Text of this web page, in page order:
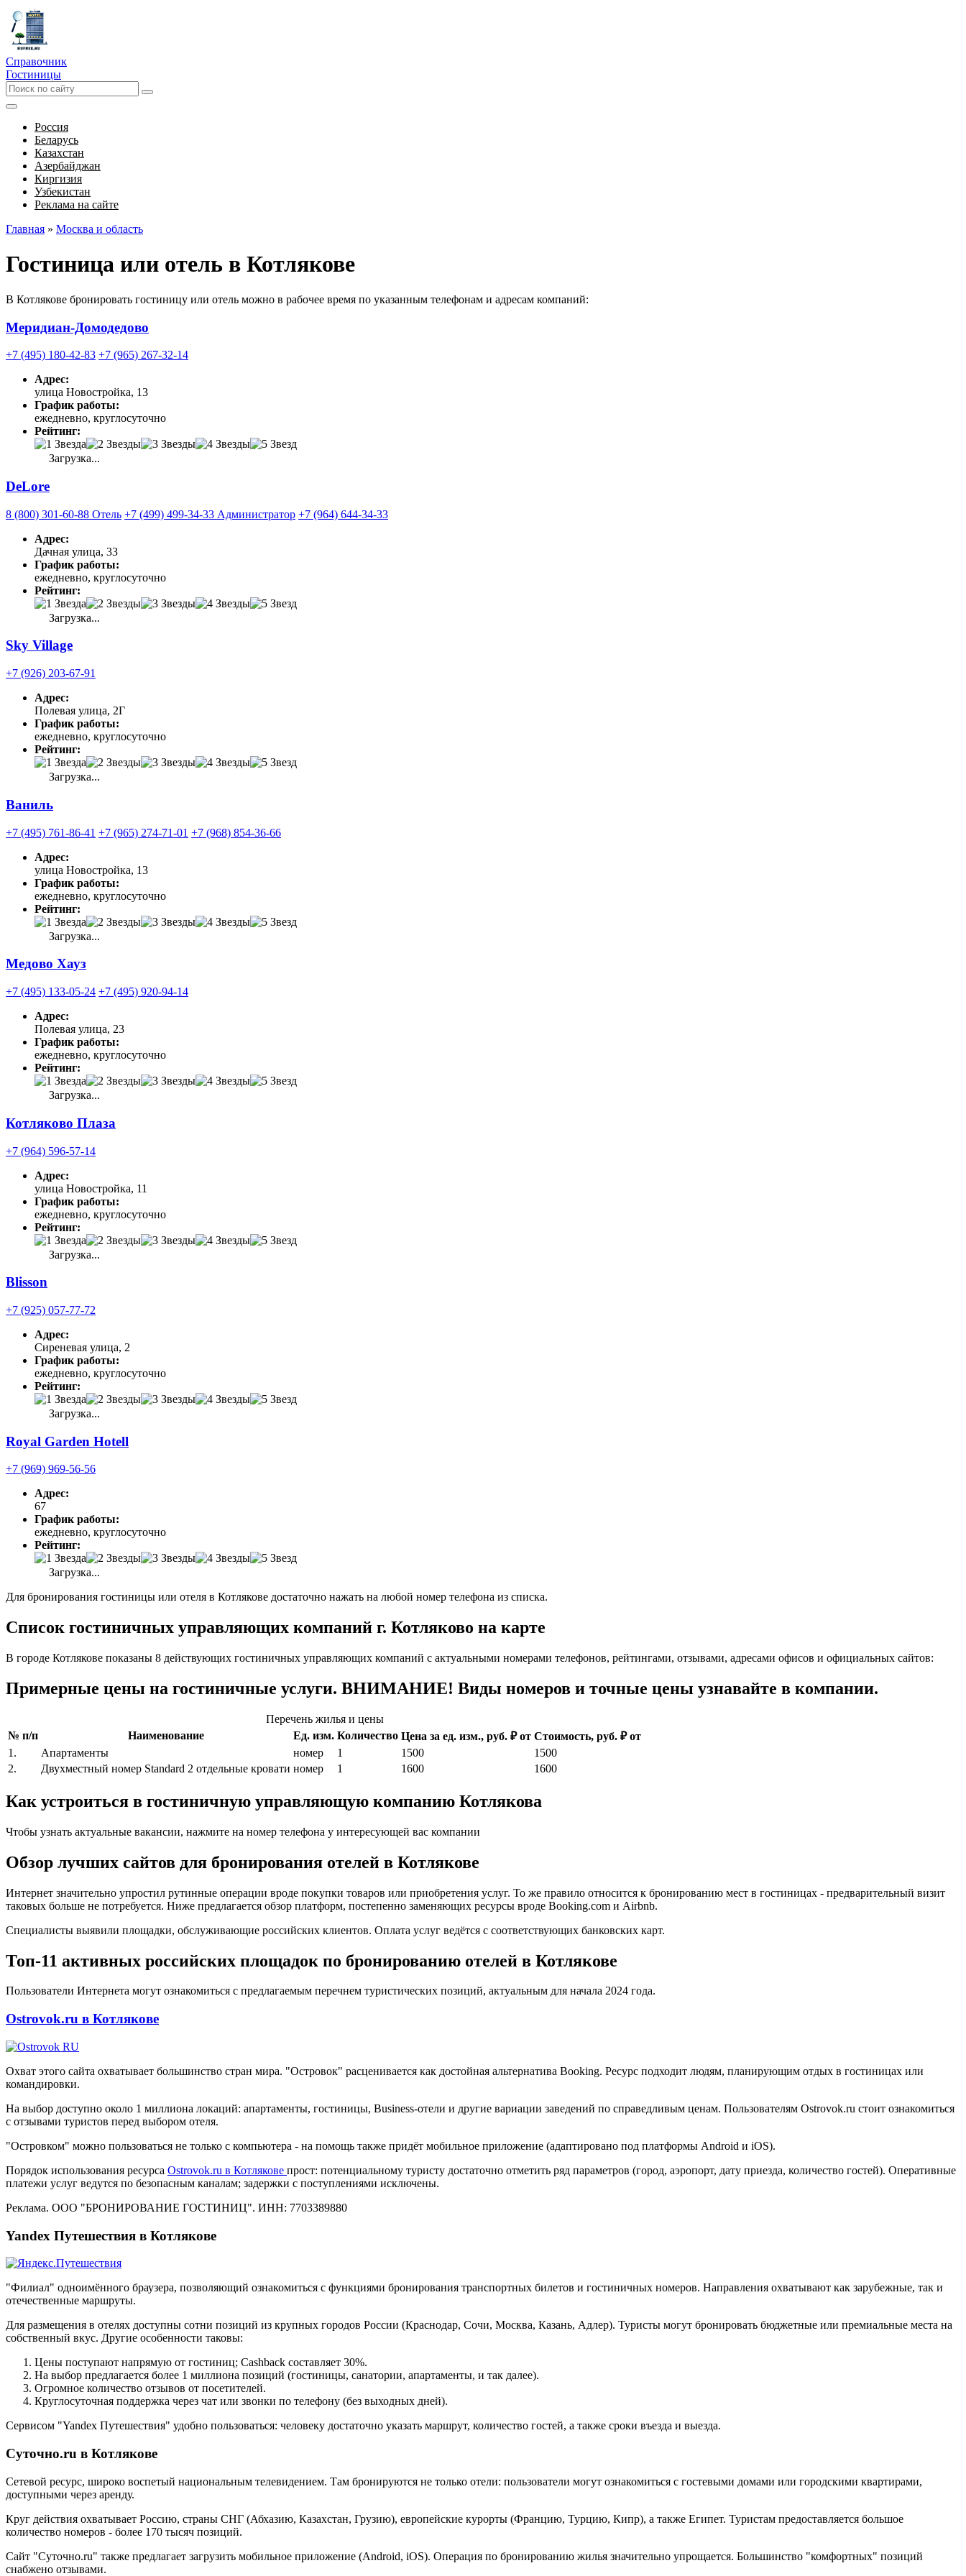
Справочник
Гостиницы
Россия
Беларусь
Казахстан
Азербайджан
Киргизия
Узбекистан
Реклама на сайте
Главная » Москва и область
Гостиница или отель в Котлякове
В Котлякове бронировать гостиницу или отель можно в рабочее время по указанным телефонам и адресам компаний:
Меридиан-Домодедово
+7 (495) 180-42-83 +7 (965) 267-32-14
Адрес:
улица Новостройка, 13
График работы:
ежедневно, круглосуточно
Рейтинг:
Загрузка...
DeLore
8 (800) 301-60-88 Отель +7 (499) 499-34-33 Администратор +7 (964) 644-34-33
Адрес:
Дачная улица, 33
График работы:
ежедневно, круглосуточно
Рейтинг:
Загрузка...
Sky Village
+7 (926) 203-67-91
Адрес:
Полевая улица, 2Г
График работы:
ежедневно, круглосуточно
Рейтинг:
Загрузка...
Ваниль
+7 (495) 761-86-41 +7 (965) 274-71-01 +7 (968) 854-36-66
Адрес:
улица Новостройка, 13
График работы:
ежедневно, круглосуточно
Рейтинг:
Загрузка...
Медово Хауз
+7 (495) 133-05-24 +7 (495) 920-94-14
Адрес:
Полевая улица, 23
График работы:
ежедневно, круглосуточно
Рейтинг:
Загрузка...
Котляково Плаза
+7 (964) 596-57-14
Адрес:
улица Новостройка, 11
График работы:
ежедневно, круглосуточно
Рейтинг:
Загрузка...
Blisson
+7 (925) 057-77-72
Адрес:
Сиреневая улица, 2
График работы:
ежедневно, круглосуточно
Рейтинг:
Загрузка...
Royal Garden Hotell
+7 (969) 969-56-56
Адрес:
67
График работы:
ежедневно, круглосуточно
Рейтинг:
Загрузка...
Для бронирования гостиницы или отеля в Котлякове достаточно нажать на любой номер телефона из списка.
Список гостиничных управляющих компаний г. Котляково на карте
В городе Котлякове показаны 8 действующих гостиничных управляющих компаний с актуальными номерами телефонов, рейтингами, отзывами, адресами офисов и официальных сайтов:
Примерные цены на гостиничные услуги. ВНИМАНИЕ! Виды номеров и точные цены узнавайте в компании.
Перечень жилья и цены
№ п/п
Наименование Ед. изм. Количество Цена за ед. изм., руб. ₽ от Стоимость, руб. ₽ от
1.
Апартаменты номер 1 1500
1500
2.
Двухместный номер Standard 2 отдельные кровати номер 1 1600 1600
Как устроиться в гостиничную управляющую компанию Котлякова
Чтобы узнать актуальные вакансии, нажмите на номер телефона у интересующей вас компании
Обзор лучших сайтов для бронирования отелей в Котлякове
Интернет значительно упростил рутинные операции вроде покупки товаров или приобретения услуг. То же правило относится к бронированию мест в гостиницах - предварительный визит
таковых больше не потребуется. Ниже предлагается обзор платформ, постепенно заменяющих ресурсы вроде Booking.com и Airbnb.
Специалисты выявили площадки, обслуживающие российских клиентов. Оплата услуг ведётся с соответствующих банковских карт.
Топ-11 активных российских площадок по бронированию отелей в Котлякове
Пользователи Интернета могут ознакомиться с предлагаемым перечнем туристических позиций, актуальным для начала 2024 года.
Ostrovok.ru в Котлякове
Охват этого сайта охватывает большинство стран мира. "Островок" расценивается как достойная альтернатива Booking. Ресурс подходит людям, планирующим отдых в гостиницах или
командировки.
На выбор доступно около 1 миллиона локаций: апартаменты, гостиницы, Business-отели и другие вариации заведений по справедливым ценам. Пользователям Ostrovok.ru стоит ознакомиться
с отзывами туристов перед выбором отеля.
"Островком" можно пользоваться не только с компьютера - на помощь также придёт мобильное приложение (адаптировано под платформы Android и iOS).
Порядок использования ресурса Ostrovok.ru в Котлякове прост: потенциальному туристу достаточно отметить ряд параметров (город, аэропорт, дату приезда, количество гостей). Оперативные
платежи услуг ведутся по безопасным каналам; задержки с поступлениями исключены.
Реклама. ООО "БРОНИРОВАНИЕ ГОСТИНИЦ". ИНН: 7703389880
Yandex Путешествия в Котлякове
"Филиал" одноимённого браузера, позволяющий ознакомиться с функциями бронирования транспортных билетов и гостиничных номеров. Направления охватывают как зарубежные, так и
отечественные маршруты.
Для размещения в отелях доступны сотни позиций из крупных городов России (Краснодар, Сочи, Москва, Казань, Адлер). Туристы могут бронировать бюджетные или премиальные места на
собственный вкус. Другие особенности таковы:
Цены поступают напрямую от гостиниц; Cashback составляет 30%.
На выбор предлагается более 1 миллиона позиций (гостиницы, санатории, апартаменты, и так далее).
Огромное количество отзывов от посетителей.
Круглосуточная поддержка через чат или звонки по телефону (без выходных дней).
Сервисом "Yandex Путешествия" удобно пользоваться: человеку достаточно указать маршрут, количество гостей, а также сроки въезда и выезда.
Суточно.ru в Котлякове
Сетевой ресурс, широко воспетый национальным телевидением. Там бронируются не только отели: пользователи могут ознакомиться с гостевыми домами или городскими квартирами,
доступными через аренду.
Круг действия охватывает Россию, страны СНГ (Абхазию, Казахстан, Грузию), европейские курорты (Францию, Турцию, Кипр), а также Египет. Туристам предоставляется большое
количество номеров - более 170 тысяч позиций.
Сайт "Суточно.ru" также предлагает загрузить мобильное приложение (Android, iOS). Операция по бронированию жилья значительно упрощается. Большинство "комфортных" позиций
снабжено отзывами.